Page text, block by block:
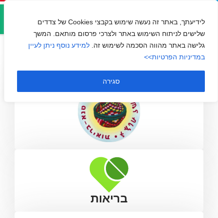
לידיעתך, באתר זה נעשה שימוש בקבצי Cookies של צדדים
שלישים לניתוח השימוש באתר ולצרכי פרסום מותאם. המשך
גלישה באתר מהווה הסכמה לשימוש זה. למידע נוסף ניתן לעיין
במדיניות הפרטיות>>
סגירה
טנא בריאות
בריאות